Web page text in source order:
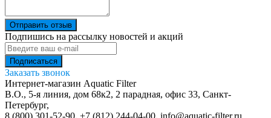
Отправить отзыв
Подпишись на рассылку новостей и акций
Заказать звонок
Интернет-магазин Aquatic Filter
В.О., 5-я линия, дом 68к2, 2 парадная, офис 33, Санкт-
Петербург,
8 (800) 301-52-90, +7 (812) 244-04-00, info@aquatic-filter.ru